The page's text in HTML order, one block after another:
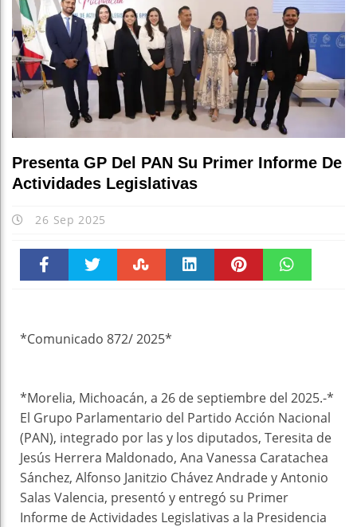
Presenta GP Del PAN Su Primer Informe De
Actividades Legislativas
26 Sep 2025
*Comunicado 872/ 2025*
*Morelia, Michoacán, a 26 de septiembre del 2025.-*
El Grupo Parlamentario del Partido Acción Nacional
(PAN), integrado por las y los diputados, Teresita de
Jesús Herrera Maldonado, Ana Vanessa Caratachea
Sánchez, Alfonso Janitzio Chávez Andrade y Antonio
Salas Valencia, presentó y entregó su Primer
Informe de Actividades Legislativas a la Presidencia